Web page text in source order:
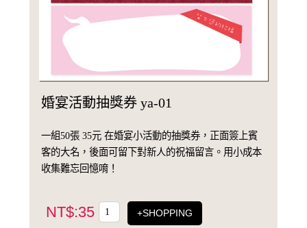
婚宴活動抽獎券 ya-01
一組50張 35元 在婚宴小活動的抽獎券，正面簽上賓
客的大名，後面可留下對新人的祝福留言。用小成本
收集難忘回憶唷！
NT$:35 +SHOPPING